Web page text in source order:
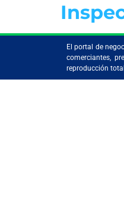
El portal de
comerciantes,
reproducción